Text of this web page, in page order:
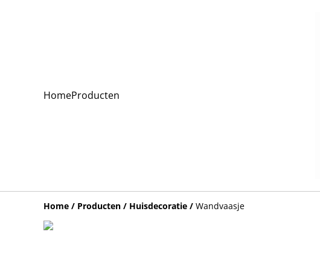
HomeProducten
Home / Producten / Huisdecoratie / Wandvaasje